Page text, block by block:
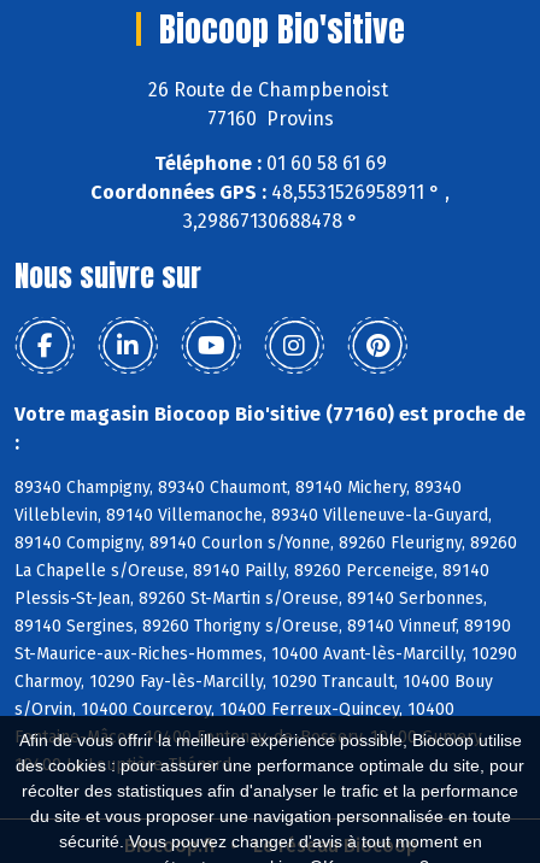
Afin de vous offrir la meilleure expérience possible, Biocoop utilise
des cookies : pour assurer une performance optimale du site, pour
récolter des statistiques afin d'analyser le trafic et la performance
du site et vous proposer une navigation personnalisée en toute
sécurité. Vous pouvez changer d'avis à tout moment en
Biocoop Bio'sitive
26 Route de Champbenoist
77160 Provins
Téléphone :01 60 58 61 69
Coordonnées GPS : 48,5531526958911 ° ,
3,29867130688478 °
Nous suivre sur
Votre magasin Biocoop Bio'sitive (77160) est proche de
:
89340 Champigny, 89340 Chaumont, 89140 Michery, 89340
Villeblevin, 89140 Villemanoche, 89340 Villeneuve-la-Guyard,
89140 Compigny, 89140 Courlon s/Yonne, 89260 Fleurigny, 89260
La Chapelle s/Oreuse, 89140 Pailly, 89260 Perceneige, 89140
Plessis-St-Jean, 89260 St-Martin s/Oreuse, 89140 Serbonnes,
89140 Sergines, 89260 Thorigny s/Oreuse, 89140 Vinneuf, 89190
St-Maurice-aux-Riches-Hommes, 10400 Avant-lès-Marcilly, 10290
Charmoy, 10290 Fay-lès-Marcilly, 10290 Trancault, 10400 Bouy
s/Orvin, 10400 Courceroy, 10400 Ferreux-Quincey, 10400
Fontaine-Mâcon, 10400 Fontenay-de-Bossery, 10400 Gumery,
10400 La Louptière-Thénard
Biocoop.fr Le réseau Biocoop